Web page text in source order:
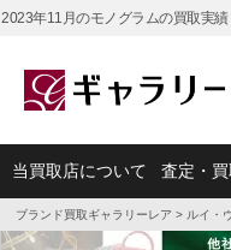
2023年11月のモノグラムの買取実
当買取店について 査定・買
ブランド買取ギャラリーレア > ルイ・